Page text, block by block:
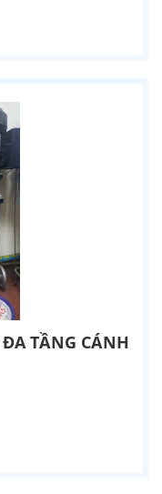
TẦNG CÁNH